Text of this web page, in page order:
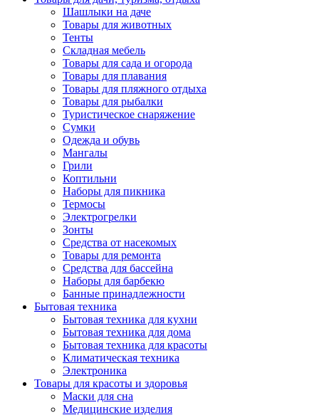
Шашлыки на даче
Товары для животных
Тенты
Складная мебель
Товары для сада и огорода
Товары для плавания
Товары для пляжного отдыха
Товары для рыбалки
Туристическое снаряжение
Сумки
Одежда и обувь
Мангалы
Грили
Коптильни
Наборы для пикника
Термосы
Электрогрелки
Зонты
Средства от насекомых
Товары для ремонта
Средства для бассейна
Наборы для барбекю
Банные принадлежности
Бытовая техника
Бытовая техника для кухни
Бытовая техника для дома
Бытовая техника для красоты
Климатическая техника
Электроника
Товары для красоты и здоровья
Маски для сна
Медицинские изделия